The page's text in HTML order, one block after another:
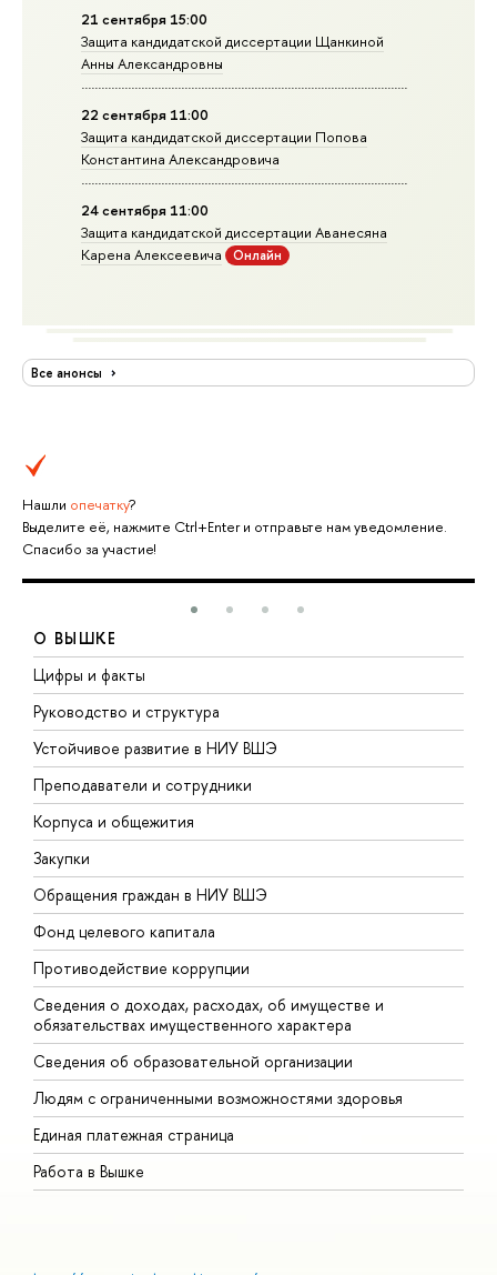
21 сентября 15:00
Защита кандидатской диссертации Щанкиной
Анны Александровны
22 сентября 11:00
Защита кандидатской диссертации Попова
Константина Александровича
24 сентября 11:00
Защита кандидатской диссертации Аванесяна
Карена Алексеевича
Онлайн
Все анонсы
Нашли опечатку?
Выделите её, нажмите Ctrl+Enter и отправьте нам уведомление.
Спасибо за участие!
О ВЫШКЕ
Цифры и факты
Руководство и структура
Устойчивое развитие в НИУ ВШЭ
Преподаватели и сотрудники
Корпуса и общежития
Закупки
Обращения граждан в НИУ ВШЭ
Фонд целевого капитала
Противодействие коррупции
Сведения о доходах, расходах, об имуществе и
обязательствах имущественного характера
Сведения об образовательной организации
Людям с ограниченными возможностями здоровья
Единая платежная страница
Работа в Вышке